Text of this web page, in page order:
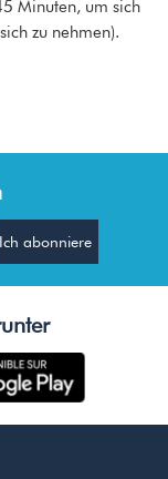
Minuten, um sich
zu nehmen).